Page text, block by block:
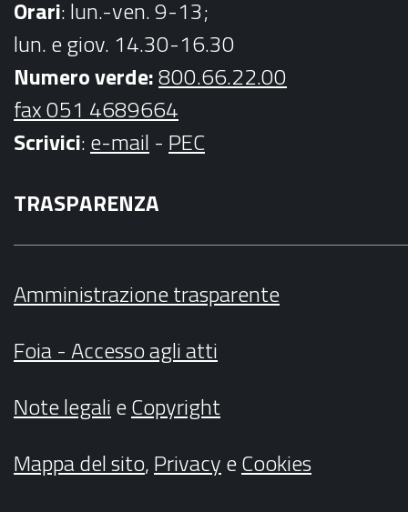
Orari: lun.-ven. 9-13;
lun. e giov. 14.30-16.30
Numero verde:800.66.22.00
fax 051 4689664
Scrivici:e-mail - PEC
TRASPARENZA
Amministrazione trasparente
Foia - Accesso agli atti
Note legalieCopyright
Mappa del sito,PrivacyeCookies